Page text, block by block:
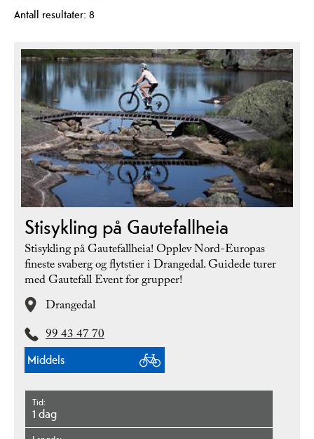
Antall resultater: 8
Stisykling på Gautefallheia
Stisykling på Gautefallheia! Opplev Nord-Europas
fineste svaberg og flytstier i Drangedal. Guidede turer
med Gautefall Event for grupper!
Drangedal
99 43 47 70
Middels
Tid
1 dag